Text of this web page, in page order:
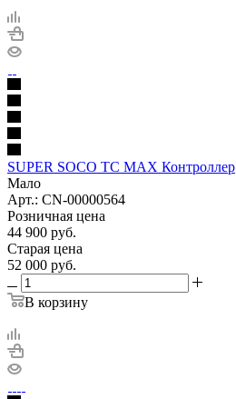
SUPER SOCO TC MAX Контроллер
Мало
Арт.: CN-00000564
Розничная цена
44 900 руб.
Старая цена
52 000 руб.
В корзину